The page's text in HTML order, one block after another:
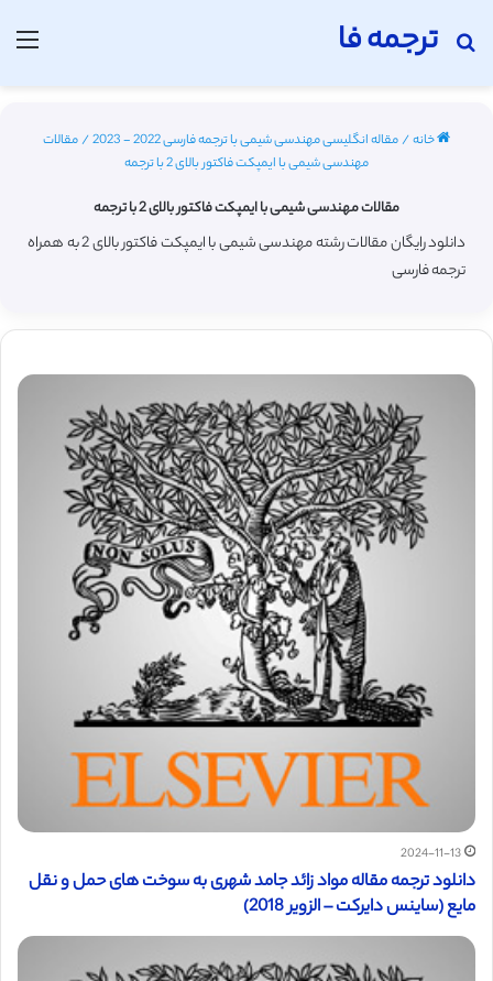
ترجمه فا
جستجو برای
خانه/مقاله انگلیسی مهندسی شیمی با ترجمه فارسی 2022 - 2023 /مقالات
مهندسی شیمی با ایمپکت فاکتور بالای 2 با ترجمه
مقالات مهندسی شیمی با ایمپکت فاکتور بالای 2 با ترجمه
دانلود رایگان مقالات رشته مهندسی شیمی با ایمپکت فاکتور بالای 2 به همراه
ترجمه فارسی
2024-11-13
دانلود ترجمه مقاله مواد زائد جامد شهری به سوخت های حمل و نقل
مایع (ساینس دایرکت – الزویر 2018)